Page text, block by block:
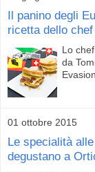
Il panino degli
ricetta dello
Lo
da
01 ottobre 2015
Le specialità
degustano a